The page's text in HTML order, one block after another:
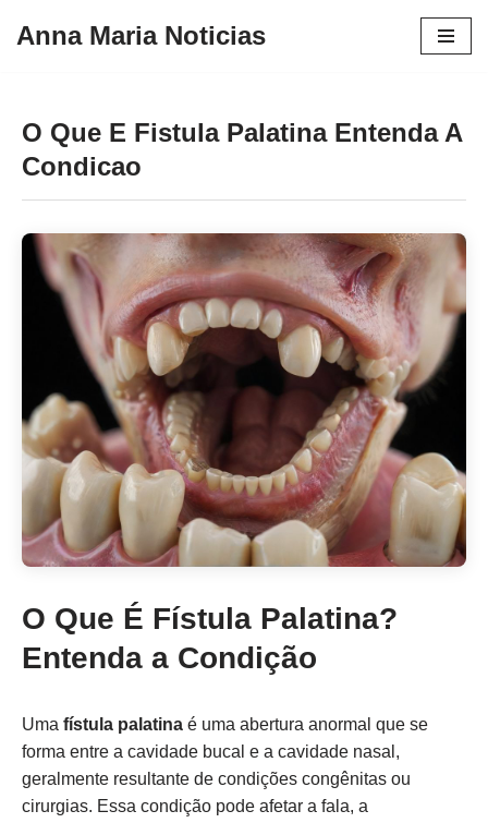
conteúdo
Anna Maria Noticias
O Que E Fistula Palatina Entenda A
Condicao
O Que É Fístula Palatina?
Entenda a Condição
Uma fístula palatina é uma abertura anormal que se
forma entre a cavidade bucal e a cavidade nasal,
geralmente resultante de condições congênitas ou
cirurgias. Essa condição pode afetar a fala, a